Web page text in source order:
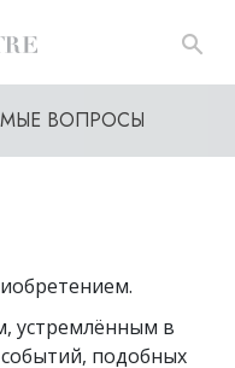
ВОПРОСЫ
устремлённым в
подобных